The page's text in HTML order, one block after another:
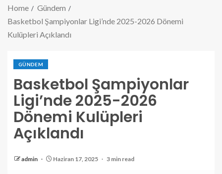
Home
Gündem
Basketbol Şampiyonlar Ligi’nde 2025-2026 Dönemi
Kulüpleri Açıklandı
GÜNDEM
Basketbol Şampiyonlar
Ligi’nde 2025-2026
Dönemi Kulüpleri
Açıklandı
admin Haziran 17, 2025 3 min read